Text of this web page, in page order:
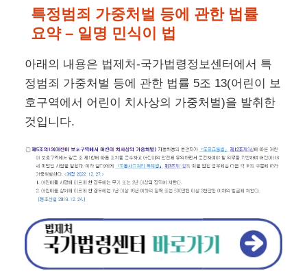
특정범죄 가중처벌 등에 관한 법률
요약 – 일명 민식이 법
아래의 내용은 법제처-국가법령정보센터에서 특
정범죄 가중처벌 등에 관한 법률 5조 13(어린이 보
호구역에서 어린이 치사상의 가중처벌)을 발취한
것입니다.